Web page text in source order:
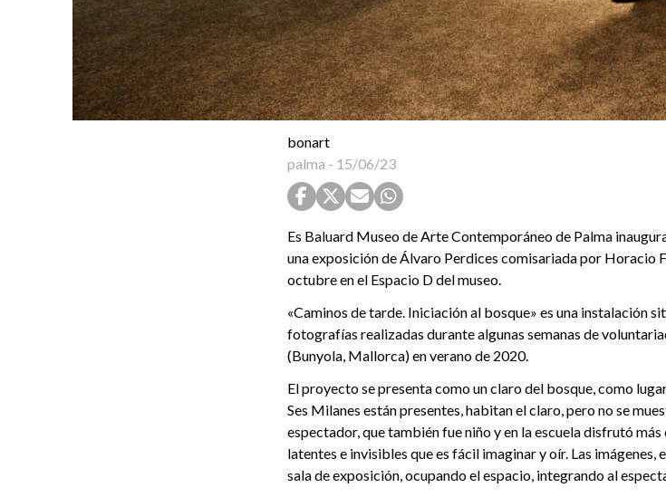
bonart
palma - 15/06/23
Es Baluard Museo de Arte Contemporáneo de Palma
una exposición de Álvaro Perdices comisariada por Horacio
octubre en el Espacio D del museo.
«Caminos de tarde. Iniciación al bosque» es una instalación
fotografías realizadas durante algunas semanas de
(Bunyola, Mallorca) en verano de 2020.
El proyecto se presenta como un claro del bosque, como
Ses Milanes están presentes, habitan el claro, pero no se
espectador, que también fue niño y en la escuela disfrutó
latentes e invisibles que es fácil imaginar y oír. Las imágenes,
sala de exposición, ocupando el espacio, integrando al